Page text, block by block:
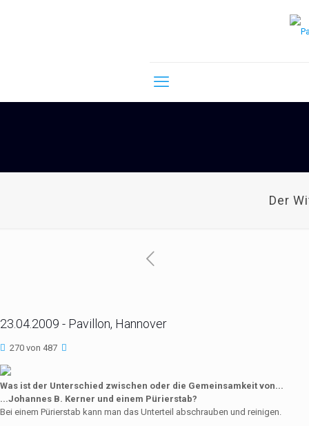
Der
23.04.2009 - Pavillon, Hannover
270 von 487
Was ist der Unterschied zwischen oder die Gemeinsamkeit von...
...Johannes B. Kerner und einem Pürierstab?
Bei einem Pürierstab kann man das Unterteil abschrauben und reinigen.